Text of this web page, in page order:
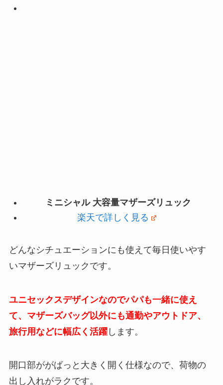
ミニシャル 大容量マザーズリュック
楽天で詳しく見る
どんなシチュエーションにも使えて毎日使いやす
いマザーズリュックです。
ユニセックスデザインなのでパパも一緒に使え
て、マザーズバッグ以外にも通勤やアウトドア、
旅行用などに幅広く活躍します。
開口部ががばっと大きく開く仕様なので、荷物の
出し入れがラクです。